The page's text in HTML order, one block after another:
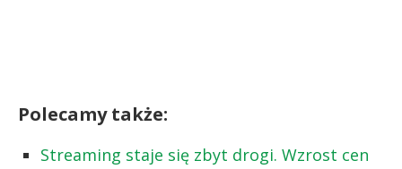
Polecamy także:
Streaming staje się zbyt drogi. Wzrost cen